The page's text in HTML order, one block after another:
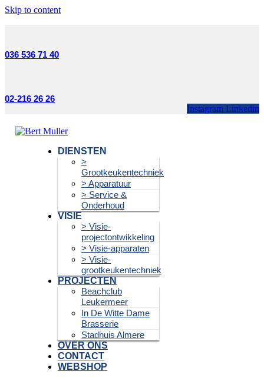
Skip to content
036 536 71 40
02-216 26 26
Instagram Linkedin
DIENSTEN
>
Grootkeukentechniek
> Apparatuur
> Service &
Onderhoud
VISIE
> Visie-
projectontwikkeling
> Visie-apparaten
> Visie-
grootkeukentechniek
PROJECTEN
Beachclub
Leukermeer
In De Witte Dame
Brasserie
Stadhuis Almere
OVER ONS
CONTACT
WEBSHOP